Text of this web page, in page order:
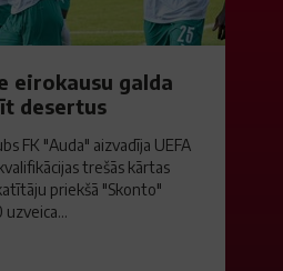
eirokausu galda
desertus
FK "Auda" aizvadīja UEFA
trešās kārtas
priekšā "Skonto"
uzveica...